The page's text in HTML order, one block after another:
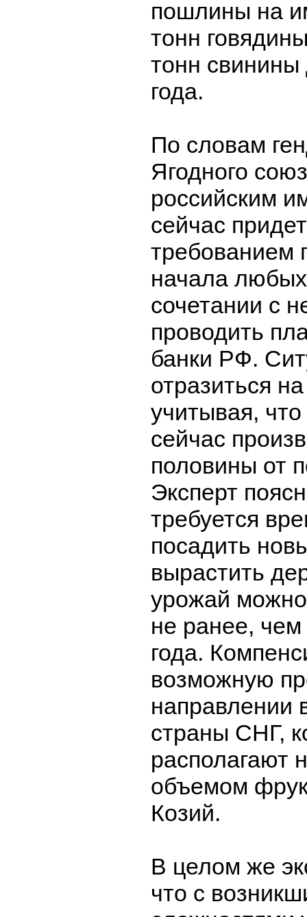
пошлины на
тонн
тонн свинины
года.
По словам
Ягодного
российским
сейчас
требованием
начала любых
сочетании с
проводить
банки РФ.
отразиться
учитывая,
сейчас
половины от
Эксперт
требуется
посадить
вырастить
урожай можно
не ранее,
года.
возможную
направлении
страны СНГ,
располагают
объемом
Козий.
В целом же
что с